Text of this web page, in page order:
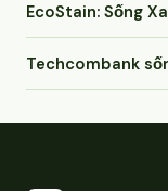
EcoStain: Sống
Techcombank